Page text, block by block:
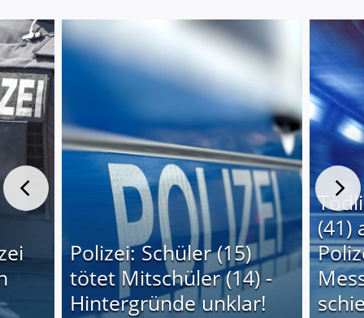
Polizei: Schüler (15)
tötet Mitschüler (14) -
Hintergründe unklar!
(41)